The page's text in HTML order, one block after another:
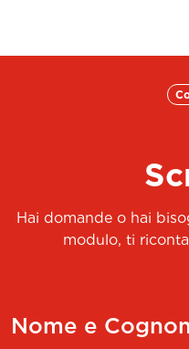
Hai domande o hai
modulo, ti
Nome e